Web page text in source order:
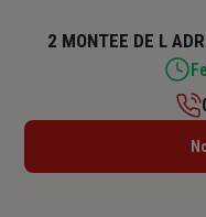
2 MONTEE DE L